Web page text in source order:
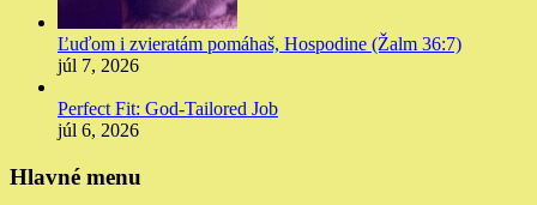
Ľuďom i zvieratám pomáhaš, Hospodine (Žalm 36:7)
júl 7, 2026
Perfect Fit: God-Tailored Job
júl 6, 2026
Hlavné menu